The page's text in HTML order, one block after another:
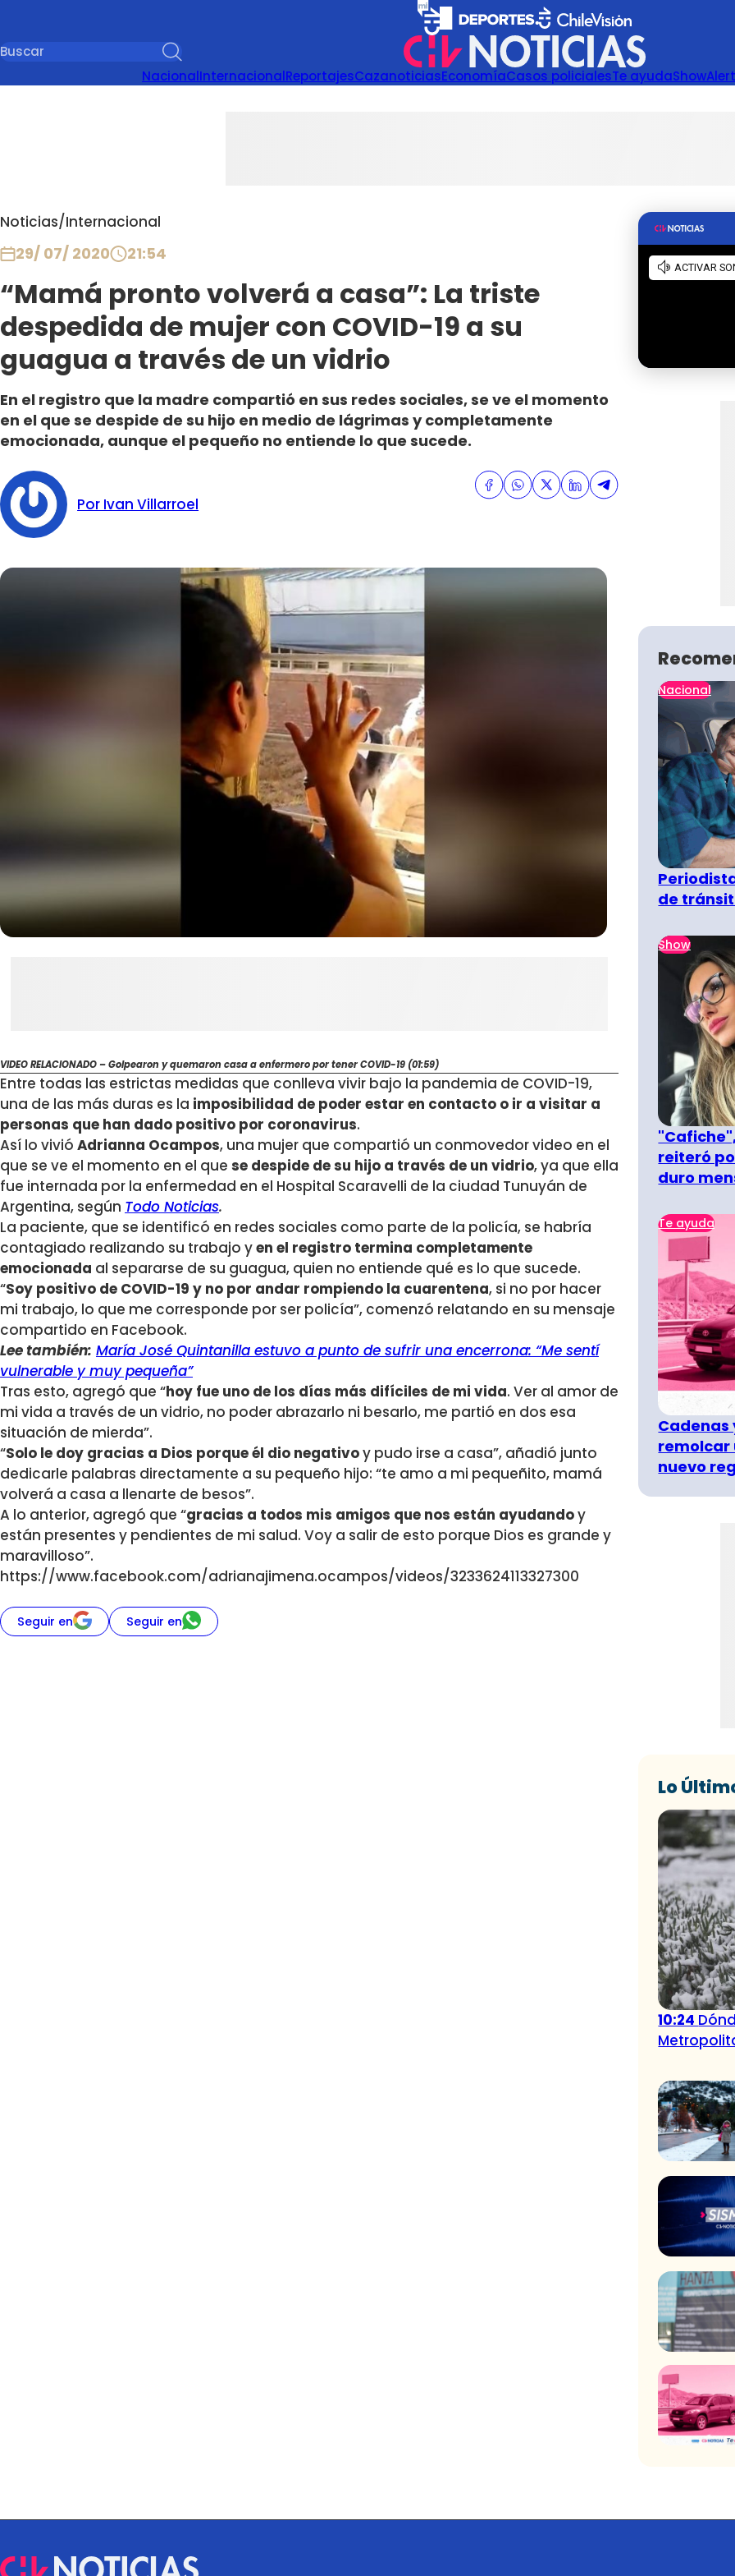
NacionalInternacionalReportajesCazanoticiasEconomíaCasos policialesTe ayudaShow
Noticias/Internacional
29/ 07/ 2020 21:54
“Mamá pronto volverá a casa”: La triste
despedida de mujer con COVID-19 a su
guagua a través de un vidrio
En el registro que la madre compartió en sus redes sociales, se ve el momento
en el que se despide de su hijo en medio de lágrimas y completamente
emocionada, aunque el pequeño no entiende lo que sucede.
Por Ivan Villarroel
VIDEO RELACIONADO – Golpearon y quemaron casa a enfermero por tener COVID-19 (01:59)
Entre todas las estrictas medidas que conlleva vivir bajo la pandemia de COVID-19,
una de las más duras es la imposibilidad de poder estar en contacto o ir a visitar a
personas que han dado positivo por coronavirus.
Así lo vivió Adrianna Ocampos, una mujer que compartió un conmovedor video en el
que se ve el momento en el que se despide de su hijo a través de un vidrio, ya que ella
fue internada por la enfermedad en el Hospital Scaravelli de la ciudad Tunuyán de
Argentina, según Todo Noticias.
La paciente, que se identificó en redes sociales como parte de la policía, se habría
contagiado realizando su trabajo yen el registro termina completamente
emocionada al separarse de su guagua, quien no entiende qué es lo que sucede.
“Soy positivo de COVID-19 y no por andar rompiendo la cuarentena, si no por hacer
mi trabajo, lo que me corresponde por ser policía”, comenzó relatando en su mensaje
compartido en Facebook.
Lee también: María José Quintanilla estuvo a punto de sufrir una encerrona: “Me sentí
vulnerable y muy pequeña”
Tras esto, agregó que “hoy fue uno de los días más difíciles de mi vida. Ver al amor de
mi vida a través de un vidrio, no poder abrazarlo ni besarlo, me partió en dos esa
situación de mierda”.
“Solo le doy gracias a Dios porque él dio negativoy pudo irse a casa”, añadió junto
dedicarle palabras directamente a su pequeño hijo: “te amo a mi pequeñito, mamá
volverá a casa a llenarte de besos”.
A lo anterior, agregó que “gracias a todos mis amigos que nos están ayudandoy
están presentes y pendientes de mi salud. Voy a salir de esto porque Dios es grande y
maravilloso”.
https://www.facebook.com/adrianajimena.ocampos/videos/3233624113327300
Seguir en Seguir en
Nacional
de
Show
reiteró
duro
Te ayuda
Cadenas
remolcar
nuevo
Lo
10:24